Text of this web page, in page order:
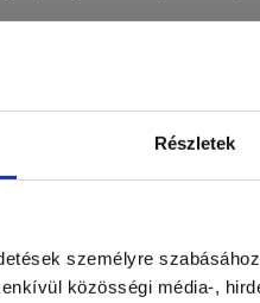
Részletek
személyre
közösségi média-,
akár 20,8%-kal képes
melletti és